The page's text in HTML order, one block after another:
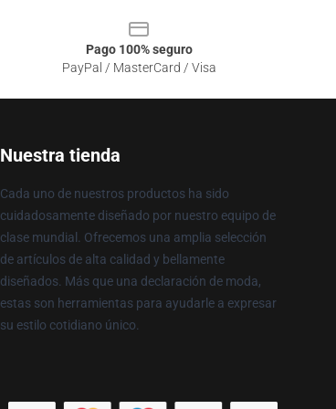
Pago 100% seguro
PayPal / MasterCard / Visa
Nuestra tienda
Cada uno de nuestros productos ha sido
cuidadosamente diseñado por nuestro equipo de
clase mundial. Ofrecemos una amplia selección
de artículos de alta calidad y bellamente
diseñados. Más que una declaración de moda,
estas son herramientas para ayudarle a expresar
su estilo cotidiano único.